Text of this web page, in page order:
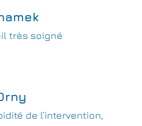
très soigné
de l’intervention,